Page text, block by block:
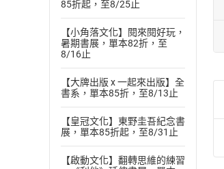
85折起，至8/25止
【小角落文化】閱來閱好玩，
暑期書展，單本82折，至
8/16止
【大牌出版 x 一起來出版】全
書系，單本85折，至8/13止
【皇冠文化】東野圭吾紀念書
展，單本85折起，至8/31止
【啟動文化】翻轉思維的練習